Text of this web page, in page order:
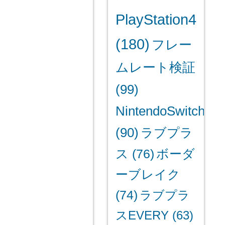
PlayStation4
(180) フレー
ムレート検証
(99)
NintendoSwitch
(90) ラブプラ
ス (76) ボーダ
ーブレイク
(74) ラブプラ
スEVERY(63)